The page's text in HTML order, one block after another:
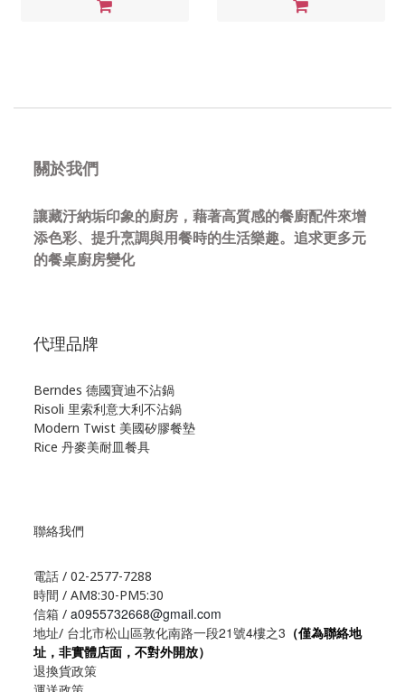
關於我們
讓藏汙納垢印象的廚房，藉著高質感的餐廚配件來增
添色彩、提升烹調與用餐時的生活樂趣。追求更多元
的餐桌廚房變化
代理品牌
Berndes 德國寶迪不沾鍋
Risoli 里索利意大利不沾鍋
Modern Twist 美國矽膠餐墊
Rice 丹麥美耐皿餐具
聯絡我們
電話 / 02-2577-7288
時間 / AM8:30-PM5:30
信箱 / a0955732668@gmail.com
地址/ 台北市松山區敦化南路一段21號4樓之3 （僅為聯絡地
址，非實體店面，不對外開放）
退換貨政策